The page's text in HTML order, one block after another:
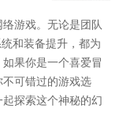
游戏。无论是团队
和装备提升，都为
果你是一个喜爱冒
可错过的游戏选
探索这个神秘的幻